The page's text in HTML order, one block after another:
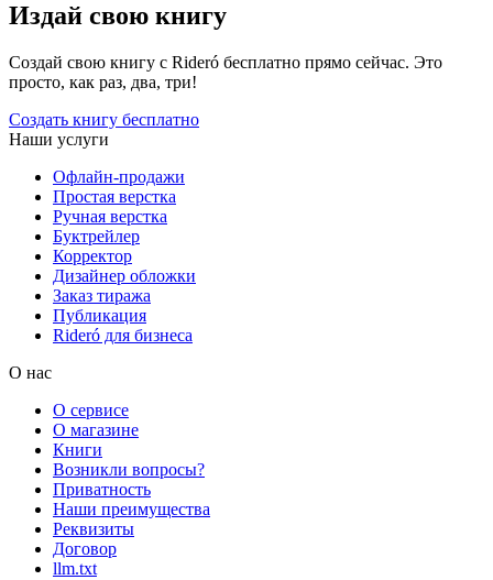
Издай свою книгу
Создай свою книгу с Rideró бесплатно прямо сейчас. Это
просто, как раз, два, три!
Создать книгу бесплатно
Наши услуги
Офлайн-продажи
Простая верстка
Ручная верстка
Буктрейлер
Корректор
Дизайнер обложки
Заказ тиража
Публикация
Rideró для бизнеса
О нас
О сервисе
О магазине
Книги
Возникли вопросы?
Приватность
Наши преимущества
Реквизиты
Договор
llm.txt